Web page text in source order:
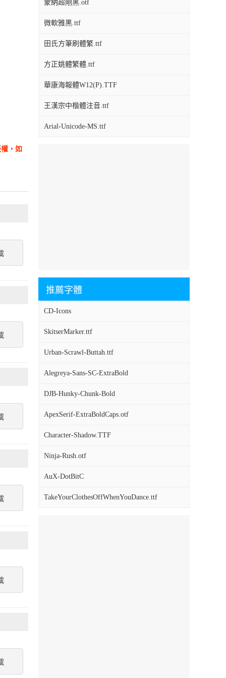
蒙納超剛黑.otf
微軟雅黑.ttf
田氏方筆刷體繁.ttf
方正姚體繁體.ttf
華康海報體W12(P).TTF
王漢宗中楷體注音.ttf
Arial-Unicode-MS.ttf
推薦字體
CD-Icons
SkitserMarker.ttf
Urban-Scrawl-Buttah.ttf
Alegreya-Sans-SC-ExtraBold
DJB-Hunky-Chunk-Bold
ApexSerif-ExtraBoldCaps.otf
Character-Shadow.TTF
Ninja-Rush.otf
AuX-DotBitC
TakeYourClothesOffWhenYouDance.ttf
，如